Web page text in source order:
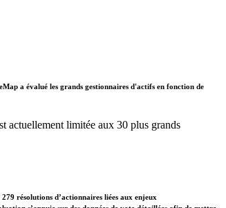
a évalué les grands gestionnaires d'actifs en fonction de
actuellement limitée aux 30 plus grands
résolutions d’actionnaires liées aux enjeux